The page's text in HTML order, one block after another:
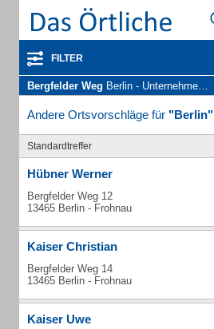
FILTER
Bergfelder Weg Berlin - Unternehmen und Personen
Andere Ortsvorschläge für "Berlin"
Standardtreffer
Hübner Werner
Bergfelder Weg 12
13465 Berlin - Frohnau
Kaiser Christian
Bergfelder Weg 14
13465 Berlin - Frohnau
Kaiser Uwe